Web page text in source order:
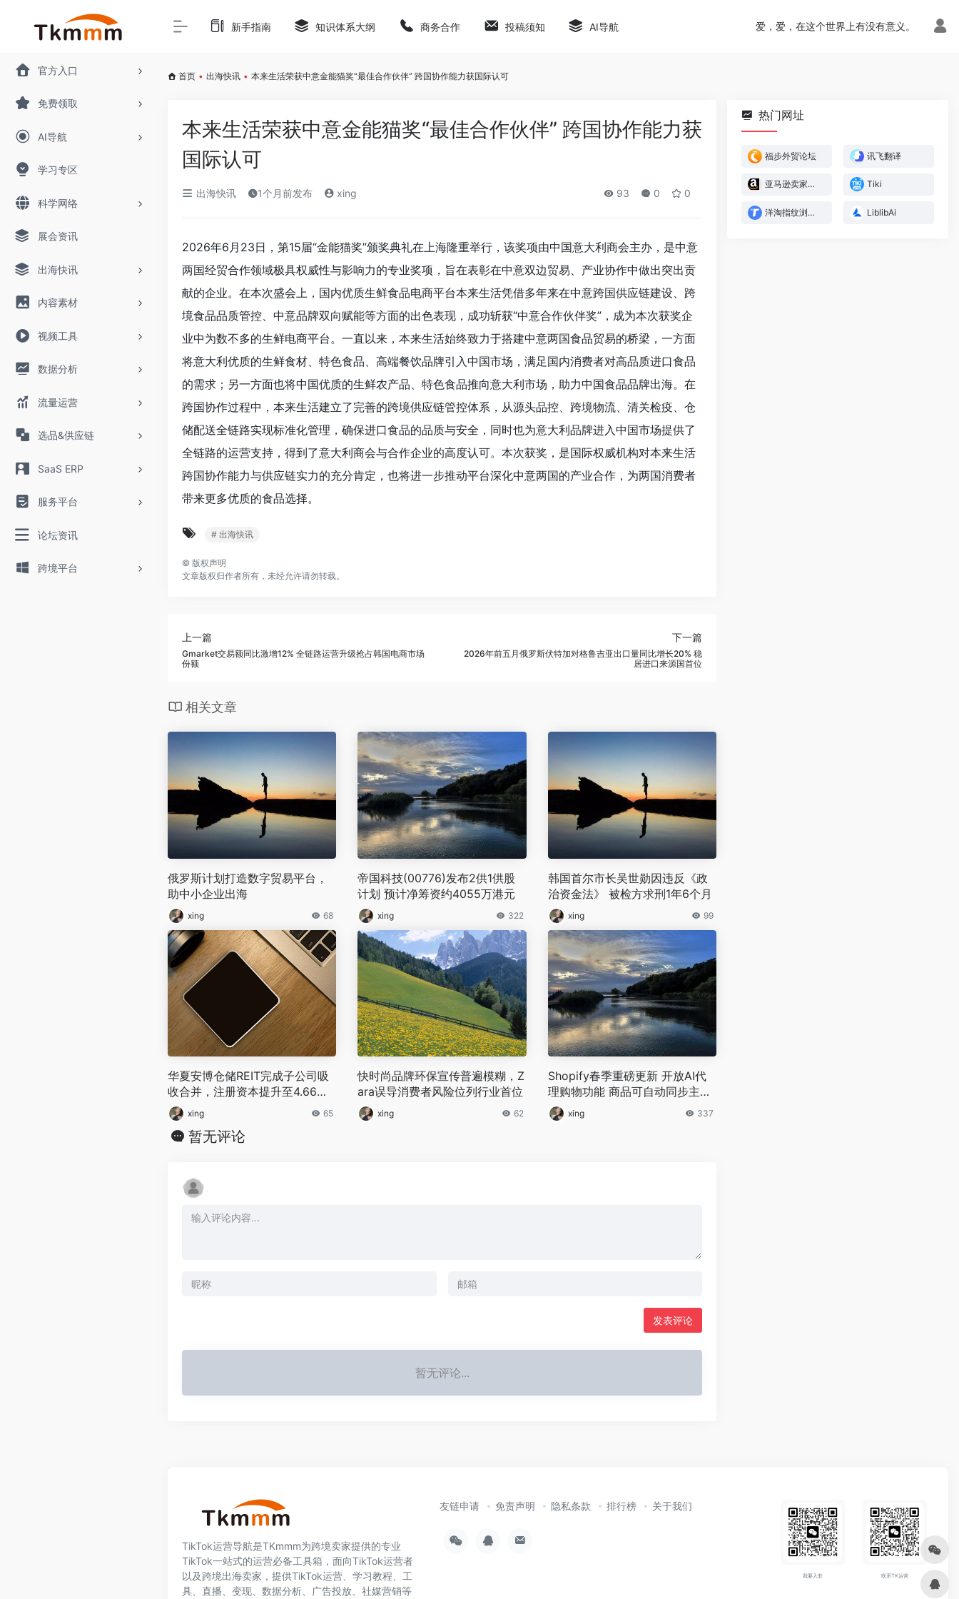
官方入口
免费领取
AI导航
学习专区
科学网络
展会资讯
出海快讯
内容素材
视频工具
数据分析
流量运营
选品&供应链
SaaS ERP
服务平台
论坛资讯
跨境平台
新手指南 知识体系大纲 商务合作 投稿须知 AI导航 爱，爱，在这个世界上有没有意义。
首页 • 出海快讯 • 本来生活荣获中意金能猫奖“最佳合作伙伴” 跨国协作能力获国际认可
本来生活荣获中意金能猫奖“最佳合作伙伴” 跨国协作能力获
国际认可
出海快讯 1个月前发布 xing 93 0 0
2026年6月23日，第15届“金能猫奖”颁奖典礼在上海隆重举行，该奖项由中国意大利商会主办，是中意
两国经贸合作领域极具权威性与影响力的专业奖项，旨在表彰在中意双边贸易、产业协作中做出突出贡
献的企业。在本次盛会上，国内优质生鲜食品电商平台本来生活凭借多年来在中意跨国供应链建设、跨
境食品品质管控、中意品牌双向赋能等方面的出色表现，成功斩获“中意合作伙伴奖”，成为本次获奖企
业中为数不多的生鲜电商平台。一直以来，本来生活始终致力于搭建中意两国食品贸易的桥梁，一方面
将意大利优质的生鲜食材、特色食品、高端餐饮品牌引入中国市场，满足国内消费者对高品质进口食品
的需求；另一方面也将中国优质的生鲜农产品、特色食品推向意大利市场，助力中国食品品牌出海。在
跨国协作过程中，本来生活建立了完善的跨境供应链管控体系，从源头品控、跨境物流、清关检疫、仓
储配送全链路实现标准化管理，确保进口食品的品质与安全，同时也为意大利品牌进入中国市场提供了
全链路的运营支持，得到了意大利商会与合作企业的高度认可。本次获奖，是国际权威机构对本来生活
跨国协作能力与供应链实力的充分肯定，也将进一步推动平台深化中意两国的产业合作，为两国消费者
带来更多优质的食品选择。
# 出海快讯
© 版权声明
文章版权归作者所有，未经允许请勿转载。
上一篇
Gmarket交易额同比激增12% 全链路运营升级抢占韩国电商市场
份额
下一篇
2026年前五月俄罗斯伏特加对格鲁吉亚出口量同比增长20% 稳
居进口来源国首位
相关文章
俄罗斯计划打造数字贸易平台，
助中小企业出海
xing 68
帝国科技(00776)发布2供1供股
计划 预计净筹资约4055万港元
xing 322
韩国首尔市长吴世勋因违反《政
治资金法》 被检方求刑1年6个月
xing 99
华夏安博仓储REIT完成子公司吸
收合并，注册资本提升至4.66亿
元
xing 65
快时尚品牌环保宣传普遍模糊，Z
ara误导消费者风险位列行业首位
xing 62
Shopify春季重磅更新 开放AI代
理购物功能 商品可自动同步主流
AI渠道xing 337
暂无评论
发表评论
暂无评论...
热门网址
福步外贸论坛 讯飞翻译
亚马逊卖家官方论坛 Tiki
洋淘指纹浏览器 LiblibAi
TikTok运营导航是TKmmm为跨境卖家提供的专业
TikTok一站式的运营必备工具箱，面向TikTok运营者
以及跨境出海卖家，提供TikTok运营、学习教程、工
具、直播、变现、数据分析、广告投放、社媒营销等
友链申请 免责声明 隐私条款 排行榜 关于我们
我要入驻 联系TK运营